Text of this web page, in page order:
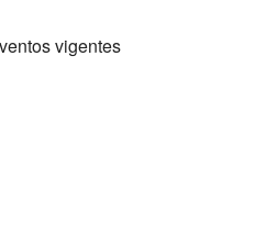
vigentes